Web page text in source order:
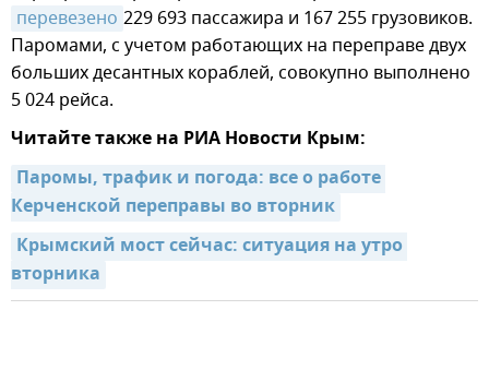
перевезено 229 693 пассажира и 167 255 грузовиков.
Паромами, с учетом работающих на переправе двух
больших десантных кораблей, совокупно выполнено
5 024 рейса.
Читайте также на РИА Новости Крым:
Паромы, трафик и погода: все о работе
Керченской переправы во вторник
Крымский мост сейчас: ситуация на утро
вторника